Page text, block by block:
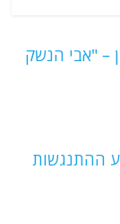
– "אבי הנשק
ההתנגשות